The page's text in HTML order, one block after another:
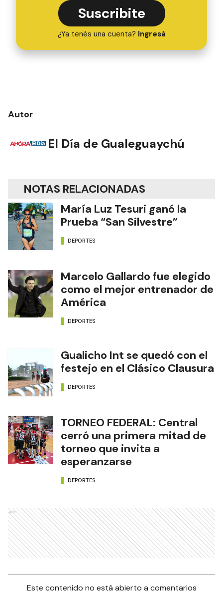
Suscribite
¿Ya tenés una cuenta? Ingresá
Autor
El Día de Gualeguaychú
NOTAS RELACIONADAS
María Luz Tesuri ganó la
Prueba “San Silvestre”
DEPORTES
Marcelo Gallardo fue elegido
como el mejor entrenador de
América
DEPORTES
Gualicho Int se quedó con el
festejo en el Clásico Clausura
DEPORTES
TORNEO FEDERAL: Central
cerró una primera mitad de
torneo que invita a
esperanzarse
DEPORTES
Ads
Este contenido no está abierto a comentarios